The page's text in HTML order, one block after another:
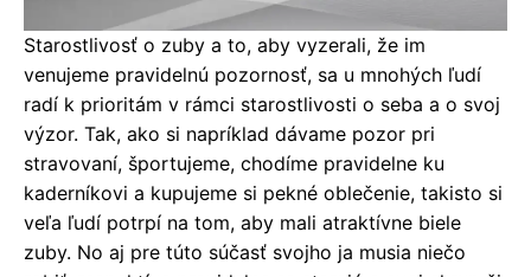
Starostlivosť o zuby a to, aby vyzerali, že im
venujeme pravidelnú pozornosť, sa u mnohých ľudí
radí k prioritám v rámci starostlivosti o seba a o svoj
výzor. Tak, ako si napríklad dávame pozor pri
stravovaní, športujeme, chodíme pravidelne ku
kaderníkovi a kupujeme si pekné oblečenie, takisto si
veľa ľudí potrpí na tom, aby mali atraktívne biele
zuby. No aj pre túto súčasť svojho ja musia niečo